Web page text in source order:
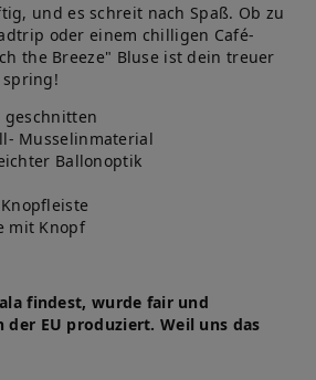
und es schreit nach Spaß. Ob zu
oder einem chilligen Café-
the Breeze" Bluse ist dein treuer
spring!
Musselinmaterial
Ballonoptik
mit Knopf
findest, wurde fair und
EU produziert. Weil uns das